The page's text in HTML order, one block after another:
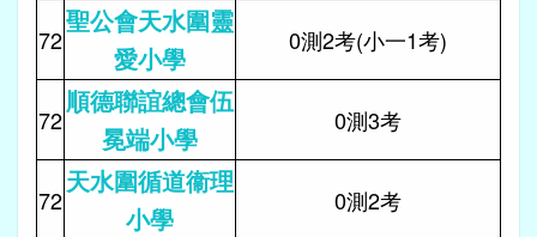
72
聖公會天水圍靈
愛小學
0測2考(小一1考)
72
順德聯誼總會伍
冕端小學
0測3考
72
天水圍循道衞理
小學
0測2考